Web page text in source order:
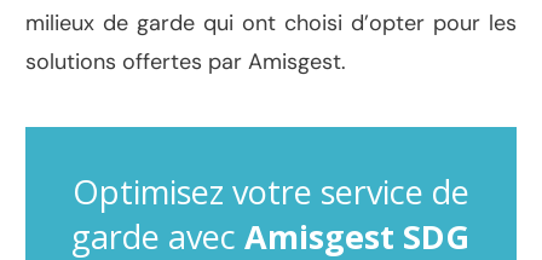
milieux de garde qui ont choisi d’opter pour les
solutions offertes par Amisgest.
Optimisez votre service de
garde avecAmisgest SDG